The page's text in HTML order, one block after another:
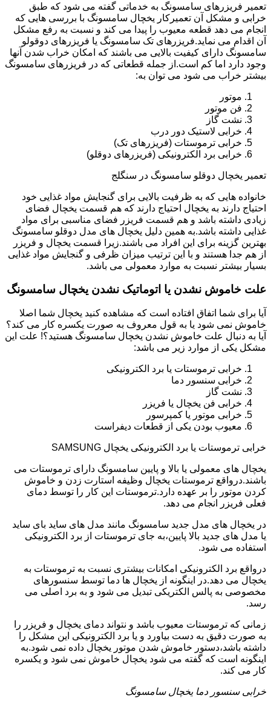
تعمیر فریزرهای سامسونگ به خدماتی گفته می شود که طبق
خرابی و مشکل آن تعمیرکار یخچال سامسونگ با بررسی هایی که
انجام می دهد قطعه معیوب را پیدا می کند و نسبت به رفع مشکل
آن اقدام می نماید.فریزرهای تک سامسونگ یا فریزرهای دوقولو
سامسونگ دارای کیفیت بالایی می باشند که امکان خراب شدن آنها
وجود دارد اما کم است.از جمله قطعاتی که در فریزرهای سامسونگ
بیشتر خراب می شود می توان به:
موتور
فن موتور
نشت گاز
خرابی لاستیک دور درب
خرابی ترموستات (فریزرهای تک)
خرابی برد الکترونیکی (فریزرهای دوقلو)
تعمیر یخچال دوقلو سامسونگ در سنگلج
خانواده هایی که به ظرفیت بالایی برای گنجایش مواد غذایی خود
احتیاج دارند به یخچال احتیاج دارند که هم قسمت یخچال فضای
زیادی داشته باشد و هم قسمت فریزر فضای مناسبی برای مواد
غذایی داشته باشد.به همین دلیل یخچال های مدل دوقلو سامسونگ
بهترین گزینه برای این افراد می باشند.زیرا قسمت یخچال و فریزر
از هم جدا هستند و با این ترتیب میزان ظرفی و گنجایش مواد غذایی
بسیار بیشتر نسبت به موارد معمولی می باشد.
علت خاموش نشدن یا اتوماتیک نشدن یخچال سامسونگ
آیا برای شما اتفاق افتاده است که مشاهده کنید یخچال شما اصلا
خاموش نمی شود یا به قول معروف به صورت یکسره کار می کند؟
آیا به دنبال علت خاموش نشدن یخچال سامسونگ هستید؟! علت این
مشکل یکی از موارد زیر می باشد:
خرابی ترموستات یا برد الکترونیکی
خرابی سنسور دما
نشت گاز
خرابی فن یخچال یا فریزر
خرابی موتور یا کمپرسور
معیوب بودن یکی از قطعات دیفراست
خرابی ترموستات یا برد الکترونیکی یخچال SAMSUNG
یخچال های معمولی یا بالا و پایین سامسونگ دارای ترموستات می
باشند.درواقع ترموستات یخچال وظیفه استارت زدن و خاموش
کردن موتور را بر عهده دارد.ترموستات این کار را توسط دمای
فعلی فریزر انجام می دهد.
در یخچال های مدل جدید سامسونگ مانند مدل های ساید بای ساید
یا مدل های جدید بالا پایین،به جای ترموستات از برد الکترونیکی
استفاده می شود.
درواقع برد الکترونیکی امکانات بیشتری نسبت به ترموستات به
یخچال می دهد.در اینگونه از یخچال ها دما توسط سنسورهای
مخصوصی به پالس الکتریکی تبدیل می شود و به برد اصلی می
رسد.
زمانی که ترموستات معیوب باشد و نتواند دمای یخچال و فریزر را
به صورت دقیق به دست بیاورد و یا برد الکترونیکی این مشکل را
داشته باشد،دستور خاموش شدن موتور یخچال داده نمی شود.به
اینگونه است که گفته می شود یخچال خاموش نمی شود و یکسره
کار می کند.
خرابی سنسور دما یخچال سامسونگ